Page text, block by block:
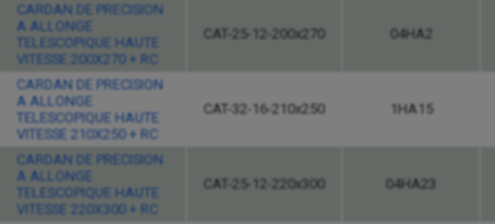
CARDAN DE PRECISION
A ALLONGE
TELESCOPIQUE HAUTE
VITESSE 200X270 + RC
CAT-25-12-200x270 04HA2
CARDAN DE PRECISION
A ALLONGE
TELESCOPIQUE HAUTE
VITESSE 210X250 + RC
CAT-32-16-210x250 1HA15
CARDAN DE PRECISION
A ALLONGE
TELESCOPIQUE HAUTE
VITESSE 220X300 + RC
CAT-25-12-220x300 04HA23